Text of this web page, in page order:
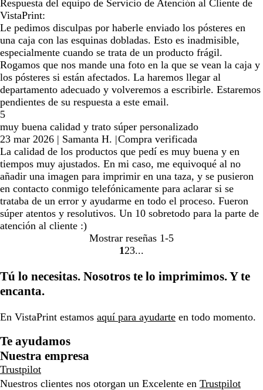
Respuesta del equipo de Servicio de Atención al Cliente de
VistaPrint:
Le pedimos disculpas por haberle enviado los pósteres en
una caja con las esquinas dobladas. Esto es inadmisible,
especialmente cuando se trata de un producto frágil.
Rogamos que nos mande una foto en la que se vean la caja y
los pósteres si están afectados. La haremos llegar al
departamento adecuado y volveremos a escribirle. Estaremos
pendientes de su respuesta a este email.
5
muy buena calidad y trato súper personalizado
23 mar 2026 | Samanta H. |Compra verificada
La calidad de los productos que pedí es muy buena y en
tiempos muy ajustados. En mi caso, me equivoqué al no
añadir una imagen para imprimir en una taza, y se pusieron
en contacto conmigo telefónicamente para aclarar si se
trataba de un error y ayudarme en todo el proceso. Fueron
súper atentos y resolutivos. Un 10 sobretodo para la parte de
atención al cliente :)
Mostrar reseñas 1-5
Ir
la
1 Ir
la
2 Ir
la
3
Tú lo necesitas. Nosotros te lo imprimimos. Y te
encanta.
En VistaPrint estamos aquí para ayudarte en todo momento.
Te ayudamos
Nuestra empresa
Trustpilot
Nuestros clientes nos otorgan un Excelente en Trustpilot